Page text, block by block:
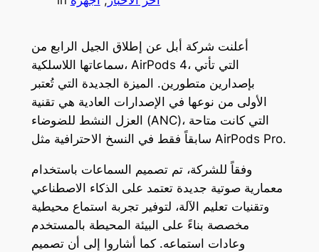
أعلنت شركة أبل عن إطلاق الجيل الرابع من
سماعاتها اللاسلكية، AirPods 4، التي تأتي
بإصدارين متطورين. الميزة الجديدة التي تُعتبر
الأولى من نوعها في الإصدارات العادية هي تقنية
العزل النشط للضوضاء (ANC)، التي كانت متاحة
سابقاً فقط في النسخ الاحترافية مثل AirPods Pro.
وفقاً للشركة، تم تصميم السماعات باستخدام
معمارية صوتية جديدة تعتمد على الذكاء الاصطناعي
وتقنيات تعليم الآلة، لتوفير تجربة استماع محيطية
مخصصة بناءً على البيئة المحيطة بالمستخدم
وعادات استماعه. كما أشاروا إلى أن تصميم